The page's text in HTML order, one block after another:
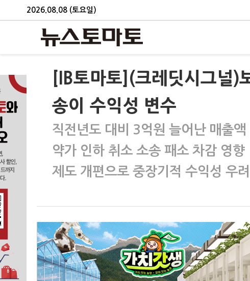
2026.08.08 (토요일)
[IB토마토](크레딧시그널
송이 수익성 변수
직전년도 대비 3억원 늘어난 매출액
약가 인하 취소 소송 패소 차감 영향
제도 개편으로 중장기적 수익성 우려